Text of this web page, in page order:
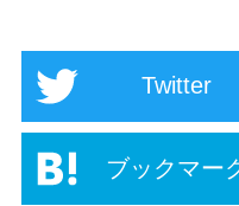
Twitter
ブックマー